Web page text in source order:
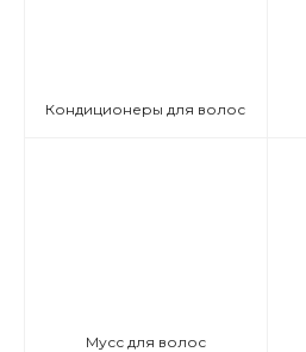
Кондиционеры для волос
Мусс для волос